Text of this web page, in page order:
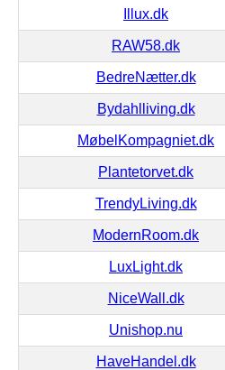
Illux.dk
RAW58.dk
BedreNætter.dk
Bydahlliving.dk
MøbelKompagniet.dk
Plantetorvet.dk
TrendyLiving.dk
ModernRoom.dk
LuxLight.dk
NiceWall.dk
Unishop.nu
HaveHandel.dk